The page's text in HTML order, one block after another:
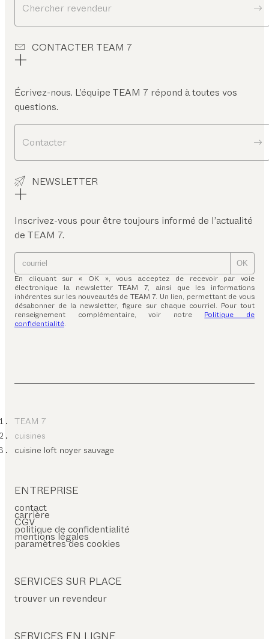
Chercher revendeur
CONTACTER TEAM 7
Écrivez-nous. L’équipe TEAM 7 répond à toutes vos
questions.
Contacter
NEWSLETTER
Inscrivez-vous pour être toujours informé de l’actualité
de TEAM 7.
OK
En cliquant sur « OK », vous acceptez de recevoir par voie
électronique la newsletter TEAM 7, ainsi que les informations
inhérentes sur les nouveautés de TEAM 7. Un lien, permettant de vous
désabonner de la newsletter, figure sur chaque courriel. Pour tout
renseignement complémentaire, voir notre Politique de
confidentialité.
TEAM 7
cuisines
cuisine loft noyer sauvage
ENTREPRISE
contact
carrière
CGV
politique de confidentialité
mentions légales
paramètres des cookies
SERVICES SUR PLACE
trouver un revendeur